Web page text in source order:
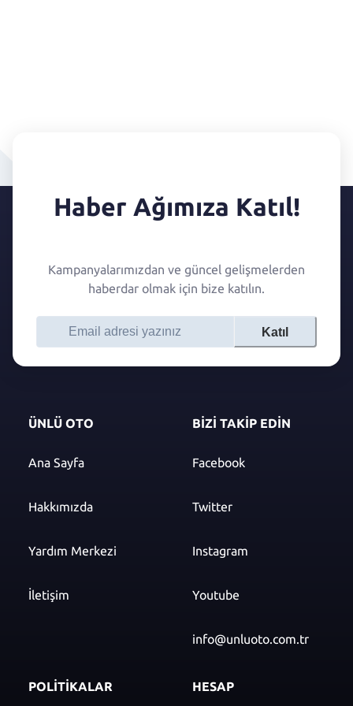
Haber Ağımıza Katıl!
Kampanyalarımızdan ve güncel gelişmelerden
haberdar olmak için bize katılın.
Katıl
ÜNLÜ OTO
Ana Sayfa
Hakkımızda
Yardım Merkezi
İletişim
BİZİ TAKİP EDİN
Facebook
Twitter
Instagram
Youtube
info@unluoto.com.tr
POLİTİKALAR HESAP